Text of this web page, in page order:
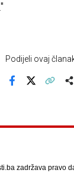
Podijeli ovaj
zadržava pravo